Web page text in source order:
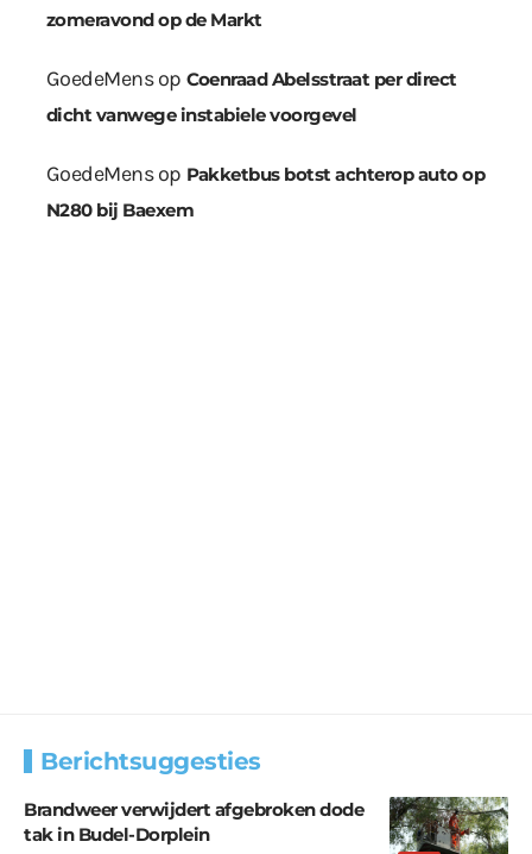
zomeravond op de Markt
GoedeMensop Coenraad Abelsstraat per direct
dicht vanwege instabiele voorgevel
GoedeMensop Pakketbus botst achterop auto op
N280 bij Baexem
Berichtsuggesties
Brandweer verwijdert afgebroken dode
tak in Budel-Dorplein